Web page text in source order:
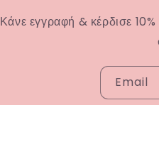
Κάνε εγγραφή & κέρδισε
Email